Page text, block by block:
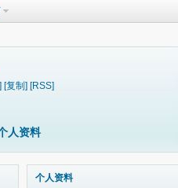
[复制] [RSS]
人资料
个人资料